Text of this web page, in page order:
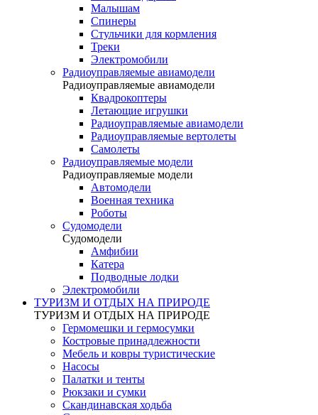
Малышам
Спинеры
Стульчики для кормления
Треки
Электромобили
Радиоуправляемые авиамодели
Радиоуправляемые авиамодели
Квадрокоптеры
Летающие игрушки
Радиоуправляемые авиамодели
Радиоуправляемые вертолеты
Самолеты
Радиоуправляемые модели
Радиоуправляемые модели
Автомодели
Военная техника
Роботы
Судомодели
Судомодели
Амфибии
Катера
Подводные лодки
Электромобили
ТУРИЗМ И ОТДЫХ НА ПРИРОДЕ
ТУРИЗМ И ОТДЫХ НА ПРИРОДЕ
Гермомешки и гермосумки
Костровые принадлежности
Мебель и ковры туристические
Насосы
Палатки и тенты
Рюкзаки и сумки
Скандинавская ходьба